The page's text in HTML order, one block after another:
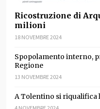
Ricostruzione di
milioni
18 NOVEMBRE 2024
Spopolamento interno,
Regione
13 NOVEMBRE 2024
A Tolentino si riqualifica